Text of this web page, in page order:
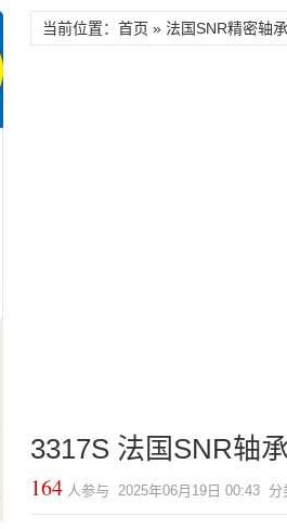
当前位置：首页 » 法国SNR精密轴承
3317S 法国SNR轴
164 人参与 2025年06月19日 00:43